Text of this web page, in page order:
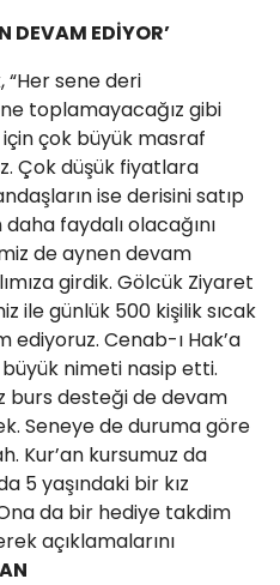
DEVAM EDİYOR’
“Her sene deri
toplamayacağız gibi
çok büyük masraf
Çok düşük fiyatlara
ise derisini satıp
faydalı olacağını
de aynen devam
girdik. Gölcük Ziyaret
ile günlük 500 kişilik sıcak
Cenab-ı Hak’a
nimeti nasip etti.
burs desteği de devam
Seneye de duruma göre
Kur’an kursumuz da
5 yaşındaki bir kız
da bir hediye takdim
açıklamalarını